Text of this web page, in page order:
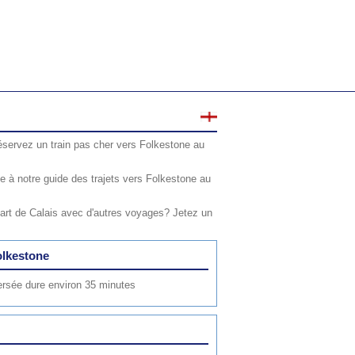
un train pas cher vers Folkestone au
à notre guide des trajets vers Folkestone au
de Calais avec d'autres voyages? Jetez un
dure environ 35 minutes